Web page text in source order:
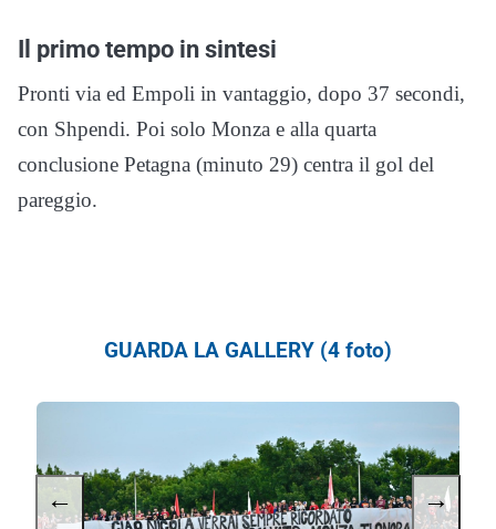
Il primo tempo in sintesi
Pronti via ed Empoli in vantaggio, dopo 37 secondi,
con Shpendi. Poi solo Monza e alla quarta
conclusione Petagna (minuto 29) centra il gol del
pareggio.
GUARDA LA GALLERY (4 foto)
← →